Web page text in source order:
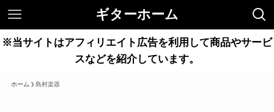
ギターホーム
※当サイトはアフィリエイト広告を利用して商品やサービ
スなどを紹介しています。
ホーム 島村楽器